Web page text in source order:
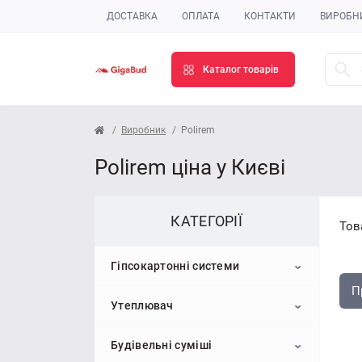
ДОСТАВКА ОПЛАТА КОНТАКТИ
Каталог товарів
Виробник Polirem
Polirem ціна у Києві
КАТЕГОРІЇ
Гіпсокартонні системи
Гіпсокартон
Стельовий гіпсокартон
Профіль для гіпсокартону
Утеплювач
Пінопласт
Будівельні суміші